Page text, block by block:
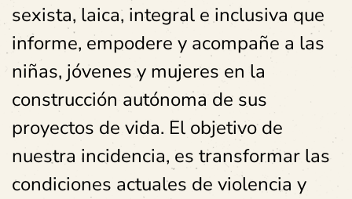
sexista, laica, integral e inclusiva que
informe, empodere y acompañe a las
niñas, jóvenes y mujeres en la
construcción autónoma de sus
proyectos de vida. El objetivo de
nuestra incidencia, es transformar las
condiciones actuales de violencia y